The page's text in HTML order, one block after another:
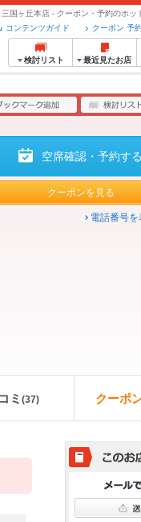
国ヶ丘本店 - クーポン・予約のホッ
クーポン 予
コンテンツガイド
検討リスト 最近見たお店
空席確認・予約する
クーポンを見る
電話番号を
ミ (37) クーポ